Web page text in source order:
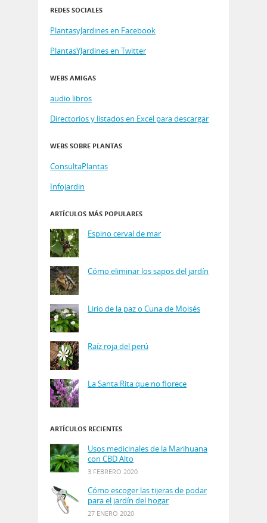
REDES SOCIALES
PlantasyJardines en Facebook
PlantasYJardines en Twitter
WEBS AMIGAS
audio libros
Directorios y listados en Excel para descargar
WEBS SOBRE PLANTAS
ConsultaPlantas
Infojardin
ARTÍCULOS MÁS POPULARES
Espino cerval de mar
Cómo eliminar los sapos del jardín
Lirio de la paz o Cuna de Moisés
Raíz roja del perú
La Santa Rita que no florece
ARTÍCULOS RECIENTES
Usos medicinales de la Marihuana
con CBD Alto
3 FEBRERO 2020
Cómo escoger las tijeras de podar
para el jardín del hogar
27 ENERO 2020